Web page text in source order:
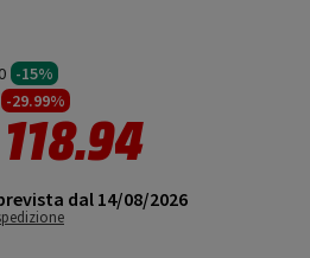
-15%
ridotto da
-29.99%
118.94
dal 14/08/2026